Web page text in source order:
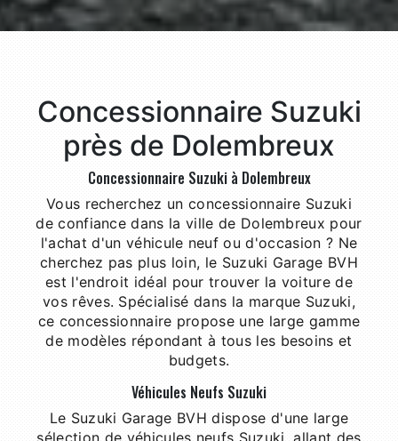
Concessionnaire Suzuki
près de Dolembreux
Concessionnaire Suzuki à Dolembreux
Vous recherchez un concessionnaire Suzuki
de confiance dans la ville de Dolembreux pour
l'achat d'un véhicule neuf ou d'occasion ? Ne
cherchez pas plus loin, le Suzuki Garage BVH
est l'endroit idéal pour trouver la voiture de
vos rêves. Spécialisé dans la marque Suzuki,
ce concessionnaire propose une large gamme
de modèles répondant à tous les besoins et
budgets.
Véhicules Neufs Suzuki
Le Suzuki Garage BVH dispose d'une large
sélection de véhicules neufs Suzuki, allant des